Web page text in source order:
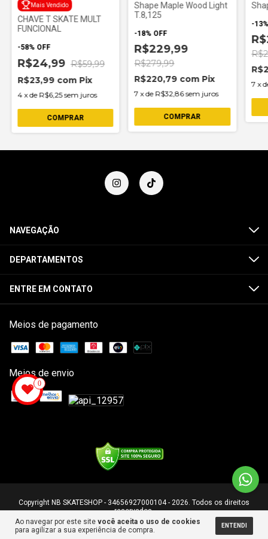
Ao navegar por este site você aceita o uso de cookies
para agilizar a sua experiência de compra.
ENTENDI
Mais Vendido
CHAVE T SKATE MULT
FUNCIONAL
-58% OFF
R$24,99 R$59,99
R$23,99 com Pix
4 xde R$6,25 sem juros
Shape Maple Wood Light
T.8,125
-18% OFF
R$229,99
R$279,99
R$220,79 com Pix
7 xde R$32,86 sem juros
COMPRAR
-13
7 x
NAVEGAÇÃO
DEPARTAMENTOS
ENTRE EM CONTATO
Meios de pagamento
Meios de envio
Copyright NB SKATESHOP - 34656927000104 - 2026. Todos os direitos
reservados.
0